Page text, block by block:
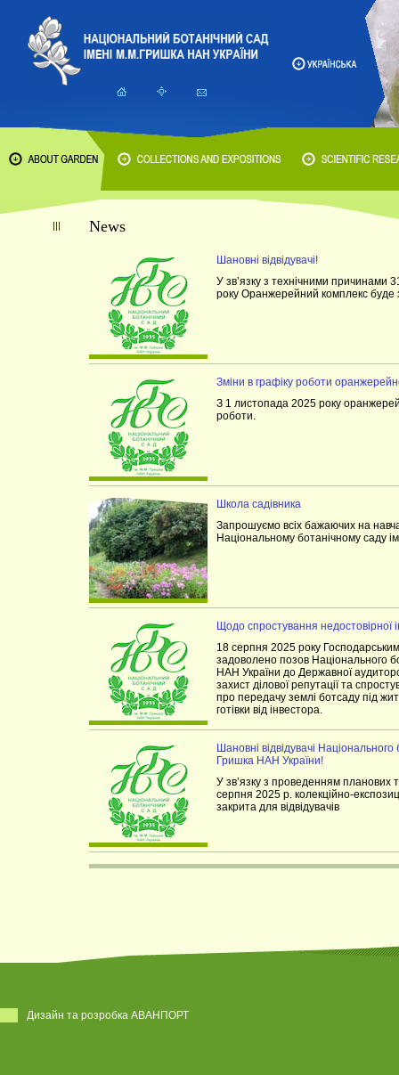
News
Шановні відвідувачі!
У зв’язку з технічними причинами
року Оранжерейний комплекс буде
Зміни в графіку роботи
З 1 листопада 2025 року
роботи.
Школа садівника
Запрошуємо всіх бажаючих на
Національному ботанічному саду
Щодо спростування недостовірної
18 серпня 2025 року
задоволено позов Національного
НАН України до Державної
захист ділової репутації та
про передачу землі ботсаду під
готівки від інвестора.
Шановні відвідувачі
Гришка НАН України!
У зв’язку з проведенням планових
серпня 2025 р. колекційно-
закрита для відвідувачів
Дизайн та розробка АВАНПОРТ